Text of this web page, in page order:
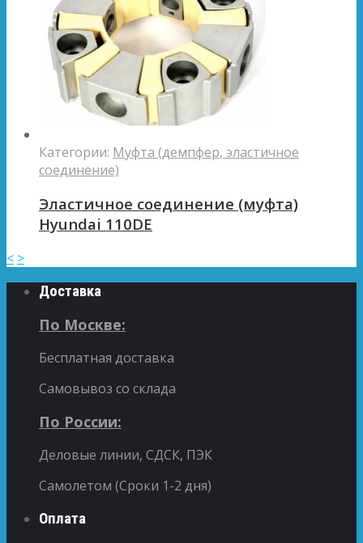
Категории: Муфта (демпфер, эластичное
соединение)
Эластичное соединение (муфта)
Hyundai 110DE
< >
Доставка
По Москве:
Бесплатная доставка
Самовывоз со склада
По России:
Деловые линии, СДСК, ПЭК
Самолетом (Сроки 1-2 дня)
Оплата